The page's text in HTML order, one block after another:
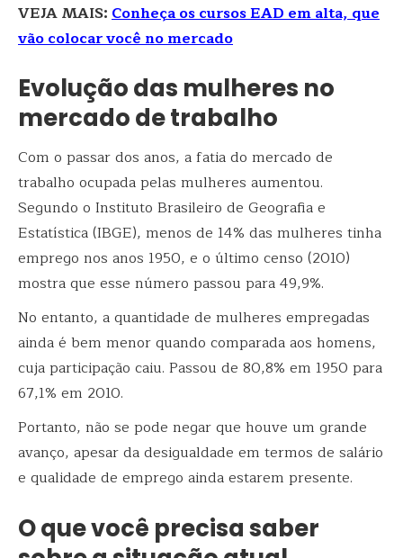
VEJA MAIS:Conheça os cursos EAD em alta, que
vão colocar você no mercado
Evolução das mulheres no
mercado de trabalho
Com o passar dos anos, a fatia do mercado de
trabalho ocupada pelas mulheres aumentou.
Segundo o Instituto Brasileiro de Geografia e
Estatística (IBGE), menos de 14% das mulheres tinha
emprego nos anos 1950, e o último censo (2010)
mostra que esse número passou para 49,9%.
No entanto, a quantidade de mulheres empregadas
ainda é bem menor quando comparada aos homens,
cuja participação caiu. Passou de 80,8% em 1950 para
67,1% em 2010.
Portanto, não se pode negar que houve um grande
avanço, apesar da desigualdade em termos de salário
e qualidade de emprego ainda estarem presente.
O que você precisa saber